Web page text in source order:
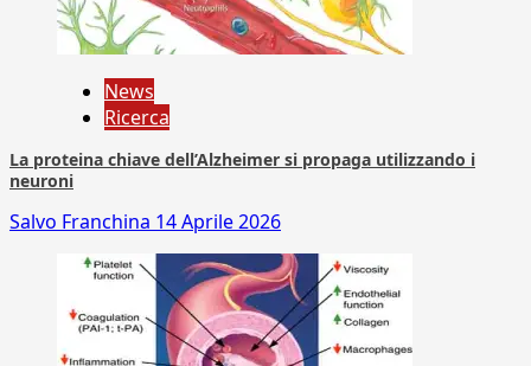
News
Ricerca
La proteina chiave dell’Alzheimer si propaga utilizzando i
neuroni
Salvo Franchina 14 Aprile 2026